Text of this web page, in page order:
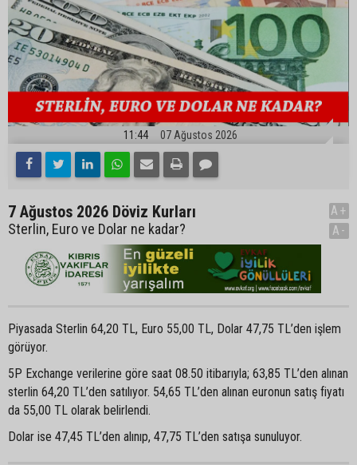
11:44 07 Ağustos 2026
7 Ağustos 2026 Döviz Kurları
Sterlin, Euro ve Dolar ne kadar?
A+
A-
Piyasada Sterlin 64,20 TL, Euro 55,00 TL, Dolar 47,75 TL’den işlem
görüyor.
5P Exchange verilerine göre saat 08.50 itibarıyla; 63,85 TL’den alınan
sterlin 64,20 TL’den satılıyor. 54,65 TL’den alınan euronun satış fiyatı
da 55,00 TL olarak belirlendi.
Dolar ise 47,45 TL’den alınıp, 47,75 TL’den satışa sunuluyor.